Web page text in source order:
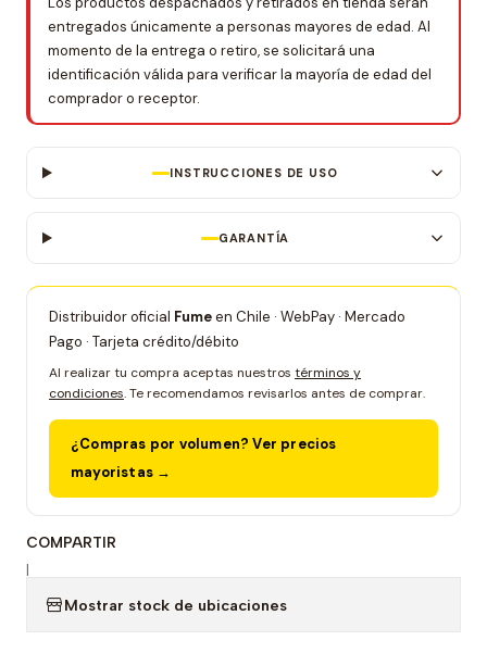
entregados únicamente a personas mayores de edad. Al
momento de la entrega o retiro, se solicitará una
identificación válida para verificar la mayoría de edad del
comprador o receptor.
INSTRUCCIONES DE USO
GARANTÍA
Distribuidor oficial Fumeen Chile · WebPay · Mercado
Pago · Tarjeta crédito/débito
Al realizar tu compra aceptas nuestros términos y
condiciones. Te recomendamos revisarlos antes de comprar.
¿Compras por volumen? Ver precios
mayoristas →
COMPARTIR
|
Mostrar stock de ubicaciones